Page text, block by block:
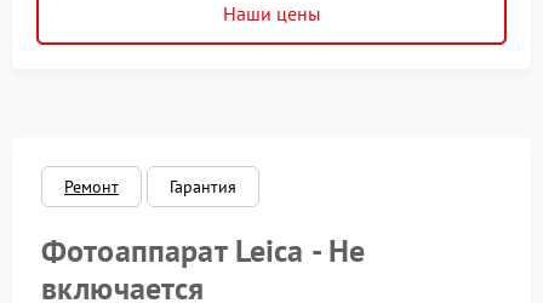
Наши цены
Ремонт Гарантия
Фотоаппарат Leica - Не
включается